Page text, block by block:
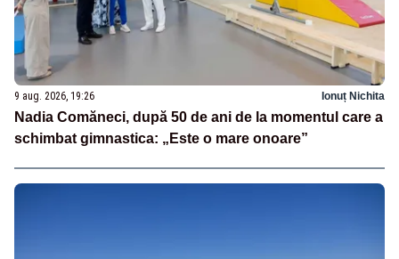
9 aug. 2026, 19:26 Ionuț Nichita
Nadia Comăneci, după 50 de ani de la momentul care a
schimbat gimnastica: „Este o mare onoare”